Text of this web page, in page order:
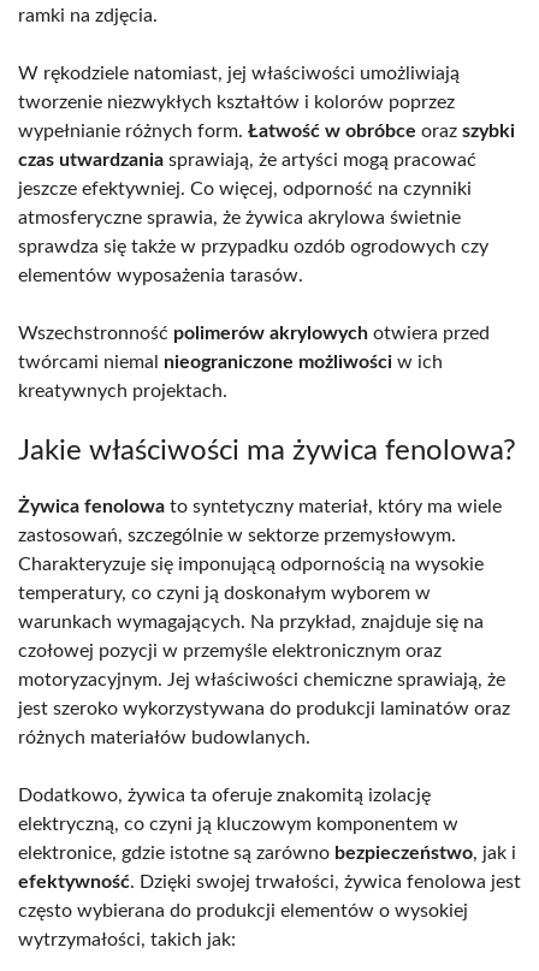
ramki na zdjęcia.
W rękodziele natomiast, jej właściwości umożliwiają
tworzenie niezwykłych kształtów i kolorów poprzez
wypełnianie różnych form. Łatwość w obróbce oraz szybki
czas utwardzania sprawiają, że artyści mogą pracować
jeszcze efektywniej. Co więcej, odporność na czynniki
atmosferyczne sprawia, że żywica akrylowa świetnie
sprawdza się także w przypadku ozdób ogrodowych czy
elementów wyposażenia tarasów.
Wszechstronność polimerów akrylowych otwiera przed
twórcami niemal nieograniczone możliwości w ich
kreatywnych projektach.
Jakie właściwości ma żywica fenolowa?
Żywica fenolowa to syntetyczny materiał, który ma wiele
zastosowań, szczególnie w sektorze przemysłowym.
Charakteryzuje się imponującą odpornością na wysokie
temperatury, co czyni ją doskonałym wyborem w
warunkach wymagających. Na przykład, znajduje się na
czołowej pozycji w przemyśle elektronicznym oraz
motoryzacyjnym. Jej właściwości chemiczne sprawiają, że
jest szeroko wykorzystywana do produkcji laminatów oraz
różnych materiałów budowlanych.
Dodatkowo, żywica ta oferuje znakomitą izolację
elektryczną, co czyni ją kluczowym komponentem w
elektronice, gdzie istotne są zarówno bezpieczeństwo, jak i
efektywność. Dzięki swojej trwałości, żywica fenolowa jest
często wybierana do produkcji elementów o wysokiej
wytrzymałości, takich jak: